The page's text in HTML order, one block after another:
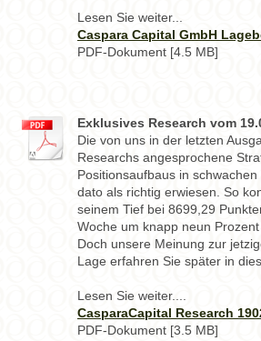
Lesen Sie weiter...
Caspara Capital GmbH
PDF-Dokument [4.5 MB]
Exklusives Research vom
Die von uns in der letzten
Researchs angesprochene
Positionsaufbaus in
dato als richtig erwiesen. So
seinem Tief bei 8699,29
Woche um knapp neun
Doch unsere Meinung zur
Lage erfahren Sie später in
Lesen Sie weiter....
CasparaCapital Research
PDF-Dokument [3.5 MB]